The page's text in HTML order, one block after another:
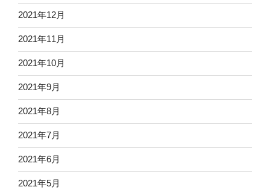
2021年12月
2021年11月
2021年10月
2021年9月
2021年8月
2021年7月
2021年6月
2021年5月